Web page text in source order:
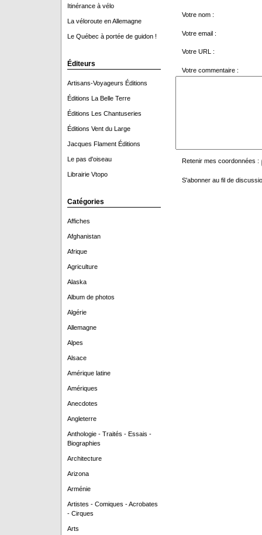
Itinérance à vélo
La véloroute en Allemagne
Le Québec à portée de guidon !
Éditeurs
Artisans-Voyageurs Éditions
Éditions La Belle Terre
Éditions Les Chantuseries
Éditions Vent du Large
Jacques Flament Éditions
Le pas d'oiseau
Librairie Vtopo
Catégories
Affiches
Afghanistan
Afrique
Agriculture
Alaska
Album de photos
Algérie
Allemagne
Alpes
Alsace
Amérique latine
Amériques
Anecdotes
Angleterre
Anthologie - Traités - Essais -
Biographies
Architecture
Arizona
Arménie
Artistes - Comiques - Acrobates
- Cirques
Arts
Votre nom :
Votre email :
Votre URL :
Votre commentaire :
Retenir mes coordonnées :
S'abonner au fil de